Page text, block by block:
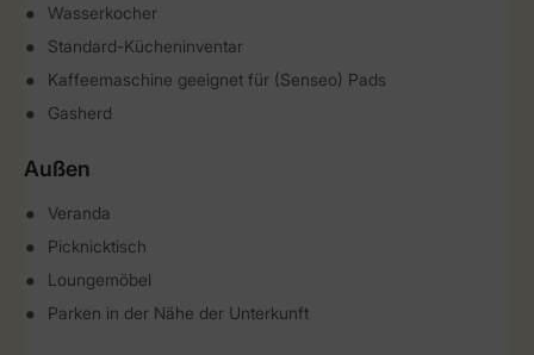
Wasserkocher
Standard-Kücheninventar
Kaffeemaschine geeignet für (Senseo) Pads
Gasherd
Außen
Veranda
Picknicktisch
Loungemöbel
Parken in der Nähe der Unterkunft